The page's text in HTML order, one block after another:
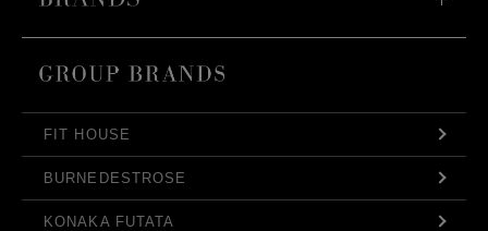
FIT HOUSE
BURNEDESTROSE
KONAKA FUTATA